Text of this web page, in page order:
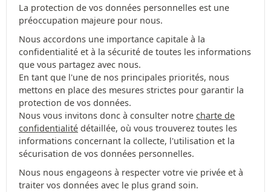
La protection de vos données personnelles est une
préoccupation majeure pour nous.
Nous accordons une importance capitale à la
confidentialité et à la sécurité de toutes les informations
que vous partagez avec nous.
En tant que l'une de nos principales priorités, nous
mettons en place des mesures strictes pour garantir la
protection de vos données.
Nous vous invitons donc à consulter notre charte de
confidentialité détaillée, où vous trouverez toutes les
informations concernant la collecte, l'utilisation et la
sécurisation de vos données personnelles.
Nous nous engageons à respecter votre vie privée et à
traiter vos données avec le plus grand soin.